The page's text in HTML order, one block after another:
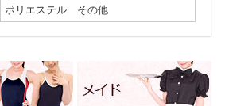
ポリエステル その他